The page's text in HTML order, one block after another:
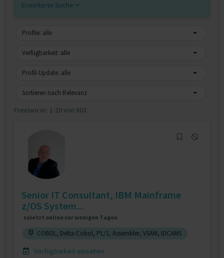
Erweiterte Suche
Profile: alle
Verfügbarkeit: alle
Profil-Update: alle
Sortieren nach Relevanz
Freelancer: 1-20 von 803
Senior IT Consultant, IBM Mainframe
z/OS System...
zuletzt online vor wenigen Tagen
COBOL, Delta-Cobol, PL/1, Assembler, VSAM, IDCAMS
Verfügbarkeit einsehen